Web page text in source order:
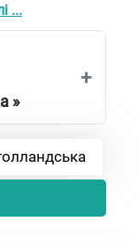
...
»